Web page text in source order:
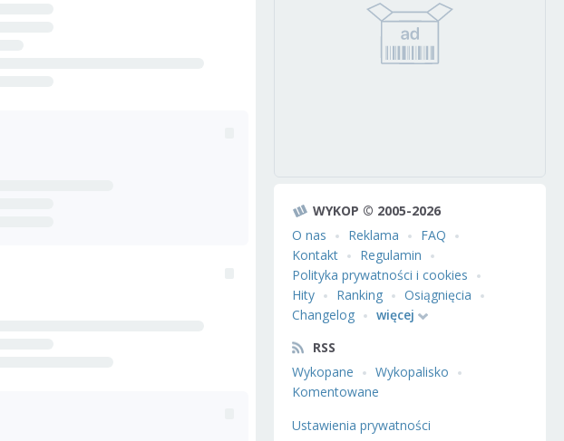
WYKOP © 2005-2026
O nas
Reklama
FAQ
Kontakt
Regulamin
Polityka prywatności i cookies
Hity
Ranking
Osiągnięcia
Changelog
więcej
RSS
Wykopane
Wykopalisko
Komentowane
Ustawienia prywatności